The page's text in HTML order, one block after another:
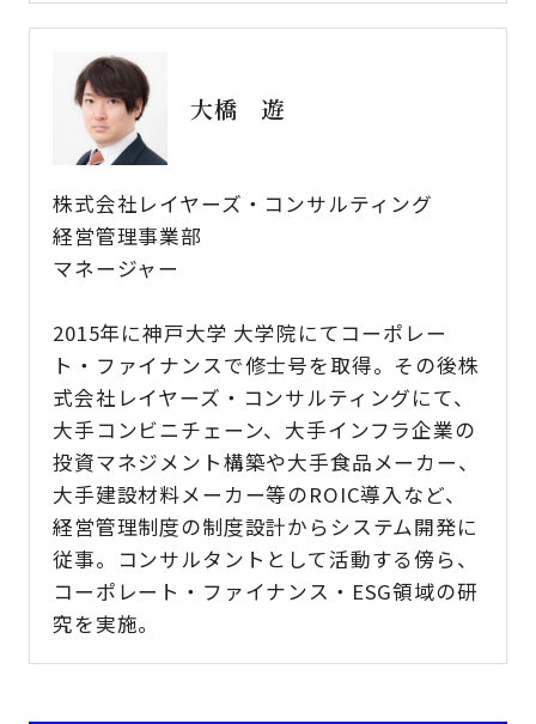
大橋 遊
株式会社レイヤーズ・コンサルティング
経営管理事業部
マネージャー
2015年に神戸大学 大学院にてコーポレー
ト・ファイナンスで修士号を取得。その後株
式会社レイヤーズ・コンサルティングにて、
大手コンビニチェーン、大手インフラ企業の
投資マネジメント構築や大手食品メーカー、
大手建設材料メーカー等のROIC導入など、
経営管理制度の制度設計からシステム開発に
従事。コンサルタントとして活動する傍ら、
コーポレート・ファイナンス・ESG領域の研
究を実施。